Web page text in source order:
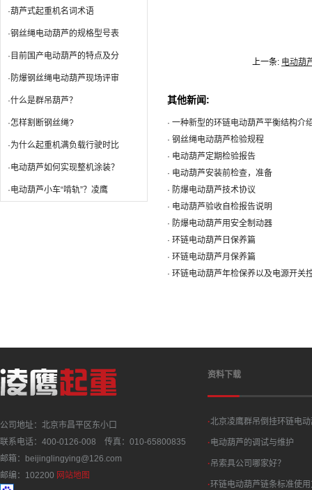
·葫芦式起重机名词术语
·钢丝绳电动葫芦的规格型号表
·目前国产电动葫芦的特点及分
·防爆钢丝绳电动葫芦现场评审
·什么是群吊葫芦？
·怎样割断钢丝绳?
·为什么起重机满负载行驶时比
·电动葫芦如何实现整机涂装？
·电动葫芦小车“啃轨”？凌鹰
上一条: 电动葫
其他新闻:
· 一种新型的环链电动葫芦平衡结构介
· 钢丝绳电动葫芦检验规程
· 电动葫芦定期检验报告
· 电动葫芦安装前检查，准备
· 防爆电动葫芦技术协议
· 电动葫芦验收自检报告说明
· 防爆电动葫芦用安全制动器
· 环链电动葫芦日保养篇
· 环链电动葫芦月保养篇
· 环链电动葫芦年检保养以及电源开关
公司地址：北京市昌平区东小口
联系电话：400-0126-008 传真：010-65800835
邮箱：beijinglingying@126.com
邮编：102200 网站地图
资料下载
·北京凌鹰群吊倒挂环链电
·电动葫芦的调试与维护
·吊索具公司哪家好？
·环链电动葫芦链条标准使